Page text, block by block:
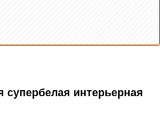
супербелая интерьерная